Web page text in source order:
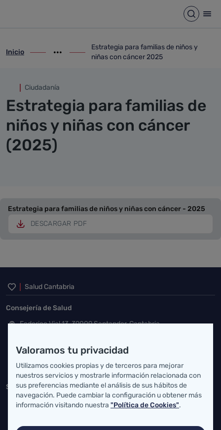
Estrategia para familias deAbrir
ir-a inicio
Inicio
Mostrar opciones del camino de migas
ir-a Estrategia para familias de niños y
Estrategia para familias de niños y
niñas con cáncer 2025
Ciudadanía
Estrategia para familias de
niños y niñas con cáncer
(2025)
Estrategia para familias de niños y niñas con cáncer - 2025
DESCARGAR PDF
Inicio del pie de página
Salud Cantabria
Consejería de Salud
Federico Vial 13, 39009 Santander, Cantabria
Servicio Cántabro de Salud
Cardenal Herrera Oria, S/N 39011 Santander, Cantabria
Valoramos tu privacidad
Utilizamos cookies propias y de terceros para mejorar
nuestros servicios y mostrarle información relacionada con
sus preferencias mediante el análisis de sus hábitos de
navegación. Puede cambiar la configuración u obtener más
información visitando nuestra "Política de Cookies".